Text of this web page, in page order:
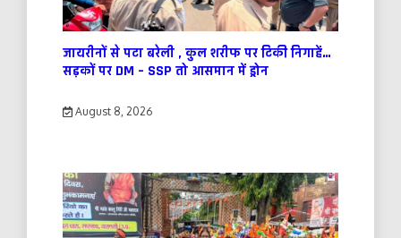
जायरीनों से पटा बरेली , कुल शरीफ पर टिकी निगाहें…
सड़कों पर DM – SSP तो आसमान में ड्रोन
August 8, 2026